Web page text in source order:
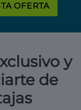
OFERTA
y
de